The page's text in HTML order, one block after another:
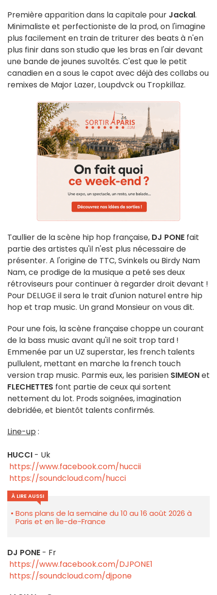
Première apparition dans la capitale pour Jackal.
Minimaliste et perfectioniste de la prod, on l'imagine
plus facilement en train de triturer des beats à n'en
plus finir dans son studio que les bras en l'air devant
une bande de jeunes suvoltés. C'est que le petit
canadien en a sous le capot avec déjà des collabs ou
remixes de Major Lazer, Loupdvck ou Tropkillaz.
Taullier de la scène hip hop française, DJ PONE fait
partie des artistes qu'il n'est plus nécessaire de
présenter. A l'origine de TTC, Svinkels ou Birdy Nam
Nam, ce prodige de la musique a peté ses deux
rétroviseurs pour continuer à regarder droit devant !
Pour DELUGE il sera le trait d'union naturel entre hip
hop et trap music. Un grand Monsieur on vous dit.
Pour une fois, la scène française choppe un courant
de la bass music avant qu'il ne soit trop tard !
Emmenée par un UZ superstar, les french talents
pullulent, mettant en marche la french touch
version trap music. Parmis eux, les parisien SIMEONet
FLECHETTES font partie de ceux qui sortent
nettement du lot. Prods soignées, imagination
debridée, et bientôt talents confirmés.
Line-up :
HUCCI - Uk
https://www.facebook.com/huccii
https://soundcloud.com/hucci
À LIRE AUSSI
Bons plans de la semaine du 10 au 16 août 2026 à
Paris et en Île-de-France
DJ PONE - Fr
https://www.facebook.com/DJPONE1
https://soundcloud.com/djpone